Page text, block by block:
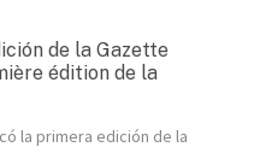
de la Gazette
édition de la
la primera edición de la